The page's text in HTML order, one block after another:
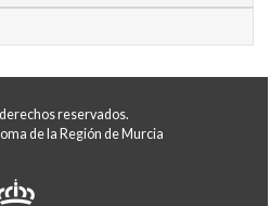
reservados.
de la Región de Murcia